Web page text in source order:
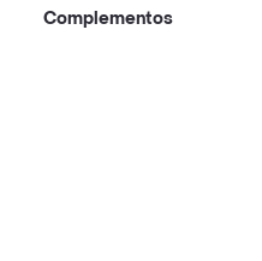
Complementos